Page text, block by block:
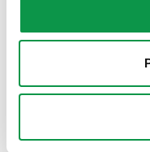
Používáte garáž jako
letních dnů se však